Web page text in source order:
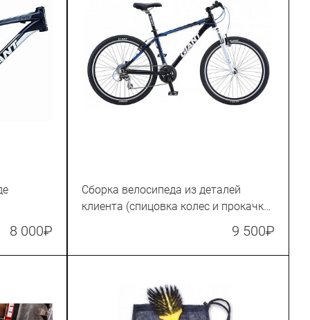
8 000₽
Сборка велосипеда из деталей
клиента (спицовка колес и прокачка
тормозов оплачиваются отдельно)
9 500₽